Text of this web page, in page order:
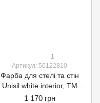
1
Артикул: 50122810
Фарба для стелі та стін
Unisil white interior, TM
"Unisil", біла, 14 кг
1 170 грн